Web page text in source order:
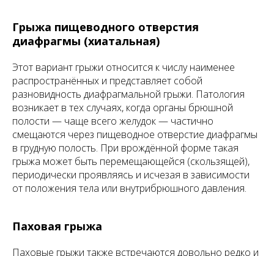
Грыжа пищеводного отверстия
диафрагмы (хиатальная)
Этот вариант грыжи относится к числу наименее
распространённых и представляет собой
разновидность диафрагмальной грыжи. Патология
возникает в тех случаях, когда органы брюшной
полости — чаще всего желудок — частично
смещаются через пищеводное отверстие диафрагмы
в грудную полость. При врождённой форме такая
грыжа может быть перемещающейся (скользящей),
периодически проявляясь и исчезая в зависимости
от положения тела или внутрибрюшного давления.
Паховая грыжа
Паховые грыжи также встречаются довольно редко и